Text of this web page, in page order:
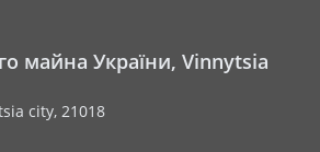
майна України, Vinnytsia
city, 21018